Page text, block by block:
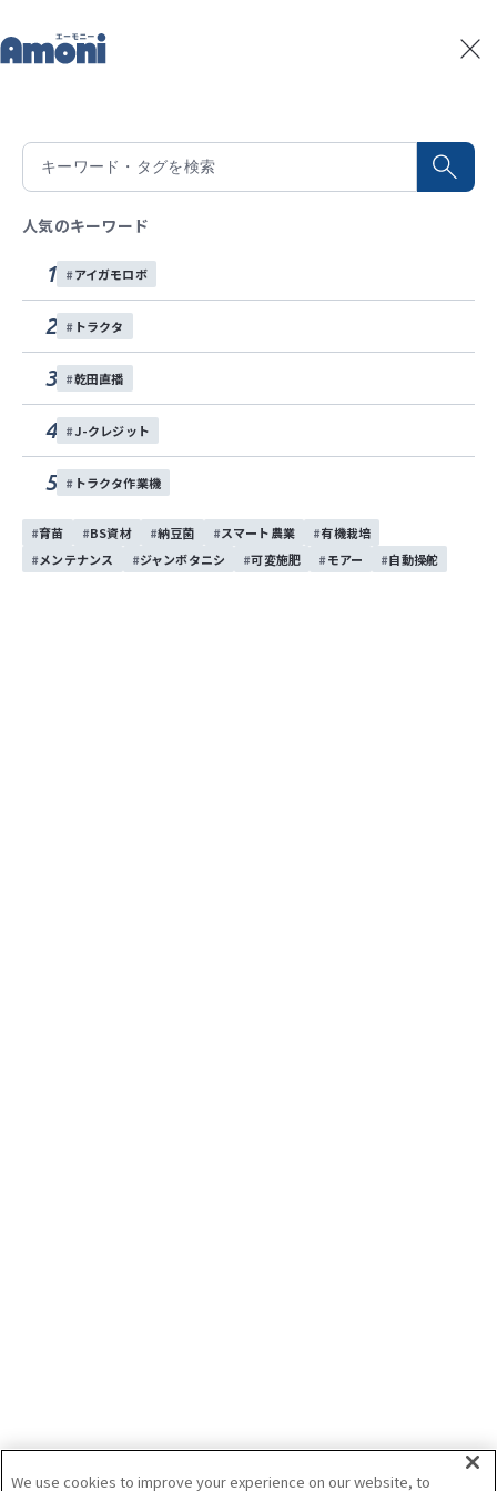
積算温度予測
水稲生育予測
各種SNS
人気のキーワード
1 アイガモロボ
2 トラクタ
3 乾田直播
4 J-クレジット
5 トラクタ作業機
育苗 BS資材 納豆菌 スマート農業
有機栽培
メンテナンス
ジャンボタニシ 可変施肥 モアー 自動操舵
現地
ISEKI Japan 2026 夏の展示会in九州カ
ンパニー開催決定
ISEKIグループ
2026年７月８日（水） 9:30～15:00
2026年７月９日（木） 9:30～14:30
グランメッセ熊本A・Bホールにて『ISEKI Japan2026夏の展示会』
を2026年７月８日（水）・９日（木）開催します！
新JAPANシリーズや新型トラクター等も展示！皆さまのお越しおまち
しております！
We use cookies to improve your experience on our website, to